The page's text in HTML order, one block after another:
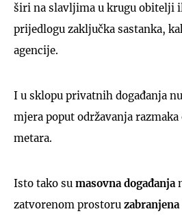
širi na slavljima u krugu obitelji
prijedlogu zaključka sastanka,
agencije.
I u sklopu privatnih događanja
mjera poput održavanja razmaka
metara.
Isto tako su masovna događanja
zatvorenom prostoru